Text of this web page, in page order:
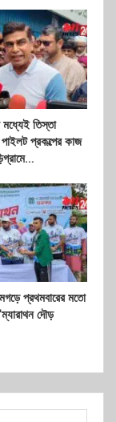
মধ্যেই তিস্তা
পাইলট প্রকল্পের কাজ
প্রথমবারের মতো
দৌড়